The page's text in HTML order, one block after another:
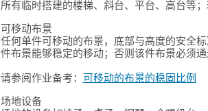
所有临时搭建的楼梯、斜台、平台、高台等
可移动布景
任何单件可移动的布景，底部与高度的安全
件布景能够稳定的移动；否则该件布景必须
请参阅作业备考： 可移动的布景的稳固比例
场地设备